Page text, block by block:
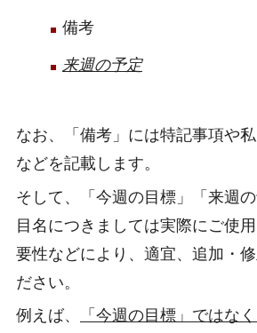
備考
来週の予定
なお、「備考」には特記事項や
などを記載します。
そして、「今週の目標」「来週
目名につきましては実際にご使
要性などにより、適宜、追加・
ださい。
例えば、
「今週の目標」ではな